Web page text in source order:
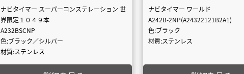
ナビタイマー スーパーコンステレーション 世
界限定１０４９本
A232BSCNP
色:ブラック／シルバー
材質:ステンレス
ナビタイマー ワールド
A242B-2NP(A24322121B2A1)
色:ブラック
材質:ステンレス